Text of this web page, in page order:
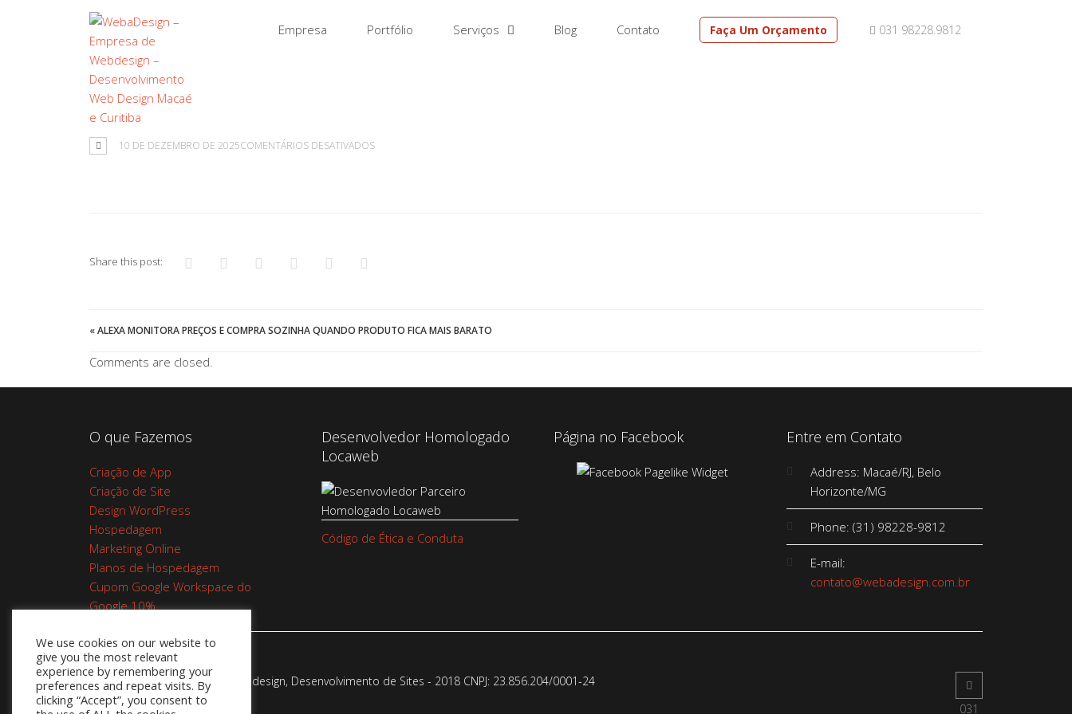
031 98228.9812
Empresa Portfólio Serviços Blog Contato Faça Um Orçamento
10 DE DEZEMBRO DE 2025COMENTÁRIOS DESATIVADOSEM
Share this post:
«ALEXA MONITORA PREÇOS E COMPRA SOZINHA QUANDO PRODUTO FICA MAIS BARATO
Comments are closed.
O que Fazemos
Criação de App
Criação de Site
Design WordPress
Hospedagem
Marketing Online
Planos de Hospedagem
Cupom Google Workspace do
Google 10%
Desenvolvedor Homologado
Locaweb
Código de Ética e Conduta
Página no Facebook Entre em Contato
Address: Macaé/RJ, Belo
Horizonte/MG
Phone: (31) 98228-9812
E-mail:
contato@webadesign.com.br
Webadesign - Empresa de Webdesign, Desenvolvimento de Sites - 2018 CNPJ: 23.856.204/0001-­24
031
We use cookies on our website to
give you the most relevant
experience by remembering your
preferences and repeat visits. By
clicking “Accept”, you consent to